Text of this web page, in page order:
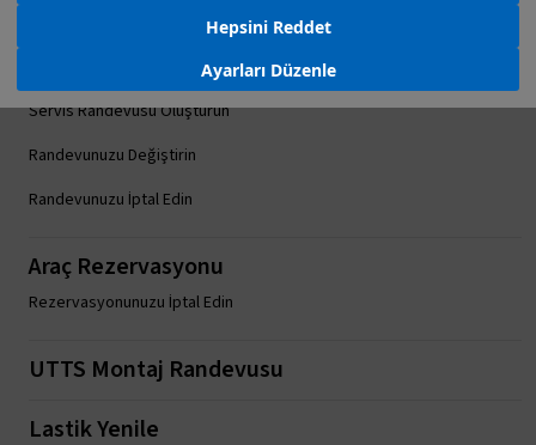
Ayarları Düzenle
Hepsini Reddet
Servis Randevusu
Servis Randevusu Oluşturun
Randevunuzu Değiştirin
Randevunuzu İptal Edin
Araç Rezervasyonu
Rezervasyonunuzu İptal Edin
UTTS Montaj Randevusu
Lastik Yenile